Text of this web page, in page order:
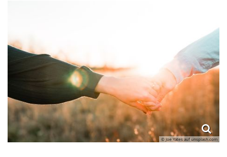
© Joe Yates auf unsplash.com